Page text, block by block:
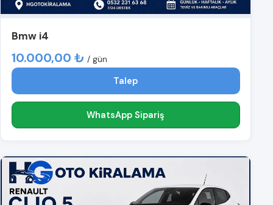
Bmw i4
10.000,00 ₺ / gün
Talep
WhatsApp Sipariş